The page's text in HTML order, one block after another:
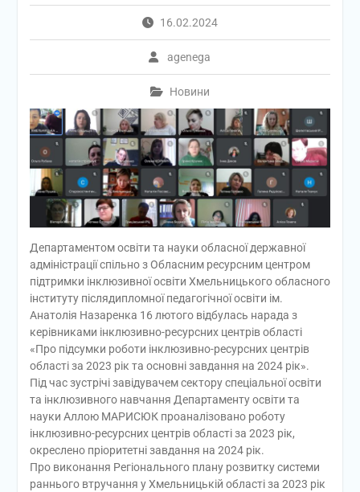
16.02.2024
agenega
Новини
Департаментом освіти та науки обласної державної
адміністрації спільно з Обласним ресурсним центром
підтримки інклюзивної освіти Хмельницького обласного
інституту післядипломної педагогічної освіти ім.
Анатолія Назаренка 16 лютого відбулась нарада з
керівниками інклюзивно-ресурсних центрів області
«Про підсумки роботи інклюзивно-ресурсних центрів
області за 2023 рік та основні завдання на 2024 рік».
Під час зустрічі завідувачем сектору спеціальної освіти
та інклюзивного навчання Департаменту освіти та
науки Аллою МАРИСЮК проаналізовано роботу
інклюзивно-ресурсних центрів області за 2023 рік,
окреслено пріоритетні завдання на 2024 рік.
Про виконання Регіонального плану розвитку системи
раннього втручання у Хмельницькій області за 2023 рік